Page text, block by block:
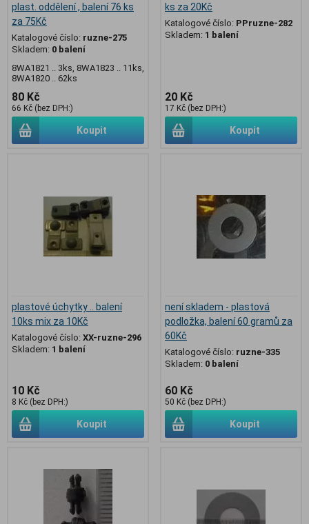
plast. oddělení , balení 76 ks
za 75Kč
Katalogové číslo: ruzne-275
Skladem: 0 balení
8WA1821 .. 3ks, 8WA1823 .. 11ks,
8WA1820 .. 62ks
80 Kč
66 Kč (bez DPH:)
Koupit
ks za 20Kč
Katalogové číslo: PPruzne-282
Skladem: 1 balení
20 Kč
17 Kč (bez DPH:)
Koupit
plastové úchytky .. balení
10ks mix za 10Kč
Katalogové číslo: XX-ruzne-296
Skladem: 1 balení
10 Kč
8 Kč (bez DPH:)
Koupit
není skladem - plastová
podložka, balení 60 gramů za
60Kč
Katalogové číslo: ruzne-335
Skladem: 0 balení
60 Kč
50 Kč (bez DPH:)
Koupit